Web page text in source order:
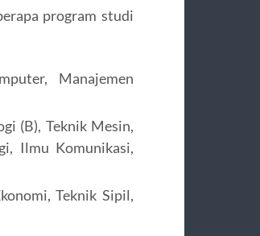
program studi
Manajemen
(B), Teknik Mesin,
Ilmu Komunikasi,
Teknik Sipil,